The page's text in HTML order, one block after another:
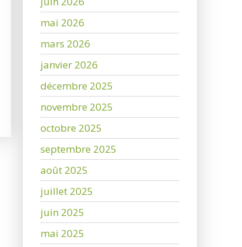
mai 2026
mars 2026
janvier 2026
décembre 2025
novembre 2025
octobre 2025
septembre 2025
août 2025
juillet 2025
juin 2025
mai 2025